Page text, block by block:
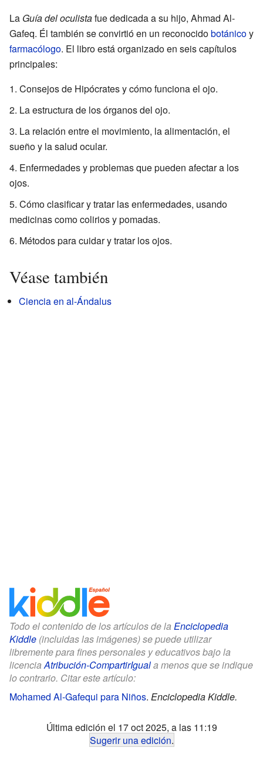
La Guía del oculistafue dedicada a su hijo, Ahmad Al-
Gafeq. Él también se convirtió en un reconocidobotánicoy
farmacólogo. El libro está organizado en seis capítulos
principales:
Consejos de Hipócrates y cómo funciona el ojo.
La estructura de los órganos del ojo.
La relación entre el movimiento, la alimentación, el
sueño y la salud ocular.
Enfermedades y problemas que pueden afectar a los
ojos.
Cómo clasificar y tratar las enfermedades, usando
medicinas como colirios y pomadas.
Métodos para cuidar y tratar los ojos.
Véase también
Ciencia en al-Ándalus
Todo el contenido de los artículos de la Enciclopedia
Kiddle (incluidas las imágenes) se puede utilizar
libremente para fines personales y educativos bajo la
licenciaAtribución-CompartirIguala menos que se indique
lo contrario. Citar este artículo:
Mohamed Al-Gafequi para Niños. Enciclopedia Kiddle.
Última edición el 17 oct 2025, a las 11:19
Sugerir una edición.